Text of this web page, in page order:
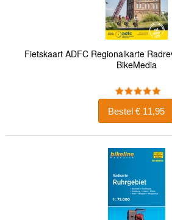
Fietskaart ADFC Regionalkarte
BikeMedia
Bestel € 11,95